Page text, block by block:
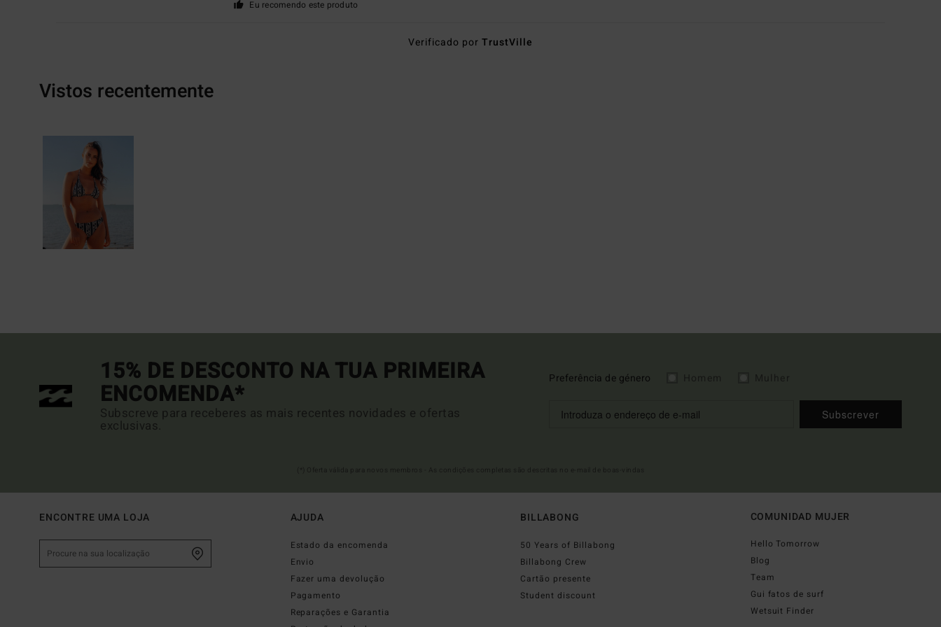
Eu recomendo este produto
Verificado por TrustVille
Vistos recentemente
15% DE DESCONTO NA TUA PRIMEIRA
ENCOMENDA*
Subscreve para receberes as mais recentes novidades e ofertas
exclusivas.
Preferência de género
Subscrever
ENCONTRE UMA LOJA AJUDA
Estado da encomenda
Envio
Fazer uma devolução
Pagamento
Reparações e Garantia
BILLABONG
50 Years of Billabong
Billabong Crew
Cartão presente
Student discount
COMUNIDAD MUJER
Hello Tomorrow
Blog
Team
Gui fatos de surf
Wetsuit Finder